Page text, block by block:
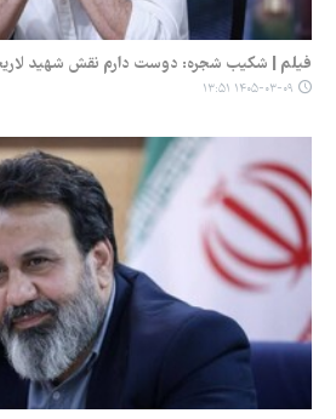
فیلم | شکیب شجره: دوست دارم نقش شهید
۱۴۰۵-۰۳-۰۹ ۱۳:۵۱